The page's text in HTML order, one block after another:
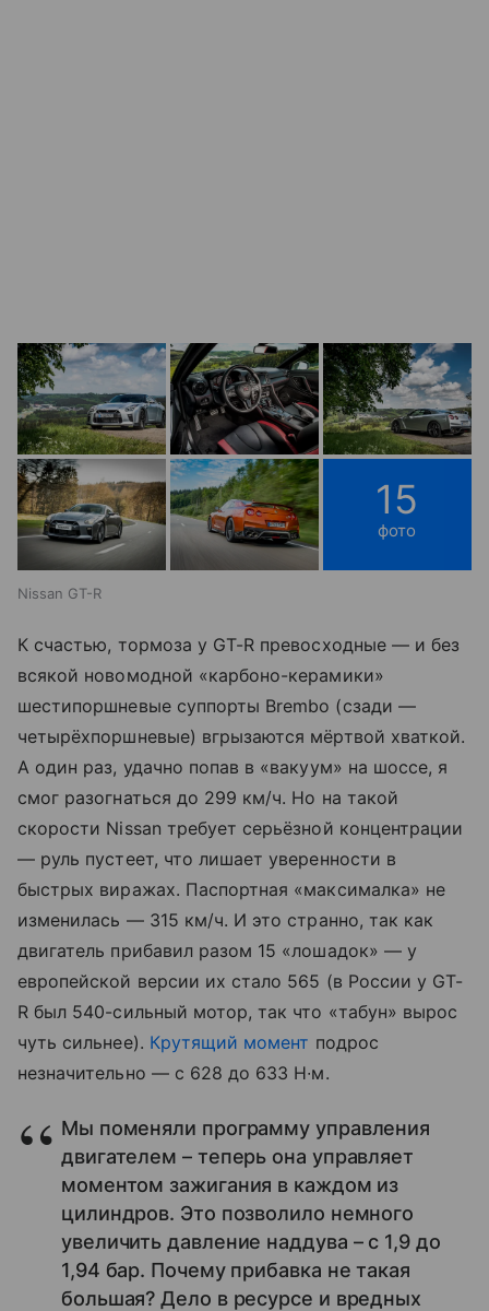
15
фото
Nissan GT-R
К счастью, тормоза у GT-R превосходные — и без
всякой новомодной «карбоно-керамики»
шестипоршневые суппорты Brembo (сзади —
четырёхпоршневые) вгрызаются мёртвой хваткой.
А один раз, удачно попав в «вакуум» на шоссе, я
смог разогнаться до 299 км/ч. Но на такой
скорости Nissan требует серьёзной концентрации
— руль пустеет, что лишает уверенности в
быстрых виражах. Паспортная «максималка» не
изменилась — 315 км/ч. И это странно, так как
двигатель прибавил разом 15 «лошадок» — у
европейской версии их стало 565 (в России у GT-
R был 540-сильный мотор, так что «табун» вырос
чуть сильнее). Крутящий момент подрос
незначительно — с 628 до 633 Н∙м.
Мы поменяли программу управления
двигателем – теперь она управляет
моментом зажигания в каждом из
цилиндров. Это позволило немного
увеличить давление наддува – с 1,9 до
1,94 бар. Почему прибавка не такая
большая? Дело в ресурсе и вредных